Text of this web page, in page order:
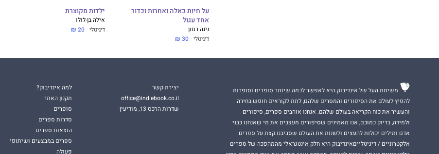
על חיות כאלה ואחרות וכדור
אחד עגול
נינה רמון
דיגיטלי 30 ₪
ילדות מקוצרת
אילה בן-לולו
דיגיטלי 20 ₪
משימת העל של אינדיבוק היא לאפשר לכמה שיותר סופרים וסופרות
להפיץ לעולם את הסיפורים והמסרים שלהם, לתת לקוראים חופש בחירה
והעשיר את כוח הקריאה בעולם שלהם. אנחנו אוהבים ספרים, סיפורים
ולמידה, בדיוק כמוכם, אנו מאמינים שסיפורים מעצבים את מי שאנחנו כבני
אדם ומילים יכולות להעצים ולשנות את העולם שסביבנו.קצת על ספרים
אלקטרוניים / דיגיטלייםאינדיבוק היא חלק אינטגראלי מהמהפכה של ספרים
יצירת קשר
office@indiebook.co.il
שדרות הרכס 13, מודיעין
למה אינדיבוק?
תקנון האתר
סופרים
סדרות ספרים
הוצאות ספרים
ספרים במבצעים ושיתופי
פעולה